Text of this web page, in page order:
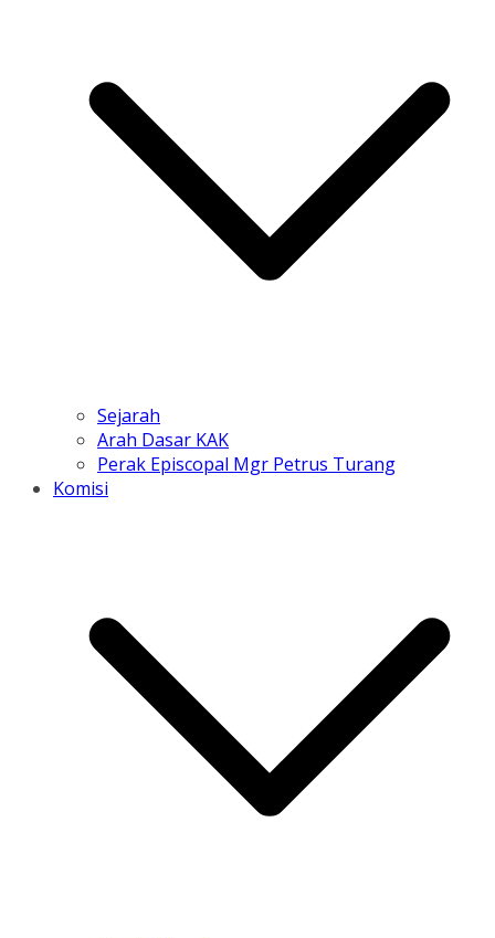
Sejarah
Arah Dasar KAK
Perak Episcopal Mgr Petrus Turang
Komisi